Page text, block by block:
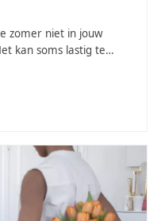
zomer niet in jouw
kan soms lastig te